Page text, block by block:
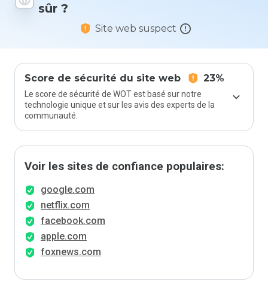
sûr ?
Site web suspect
Score de sécurité du site web 23%
Le score de sécurité de WOT est basé sur notre
technologie unique et sur les avis des experts de la
communauté.
Voir les sites de confiance populaires:
google.com
netflix.com
facebook.com
apple.com
foxnews.com